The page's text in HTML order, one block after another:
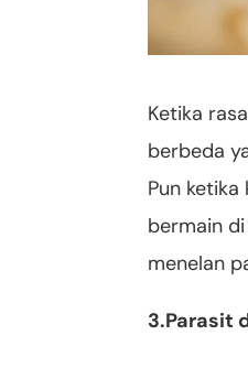
Ketika
berbeda
Pun
bermain
menelan
3.Parasit